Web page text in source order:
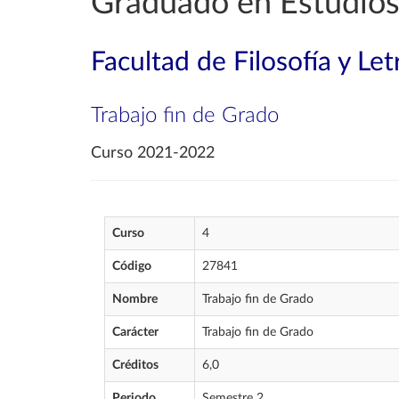
Facultad de Filosofía y
Trabajo fin de Grado
Curso 2021-2022
Curso 4
Código 27841
Nombre Trabajo fin de Grado
Carácter Trabajo fin de Grado
Créditos 6,0